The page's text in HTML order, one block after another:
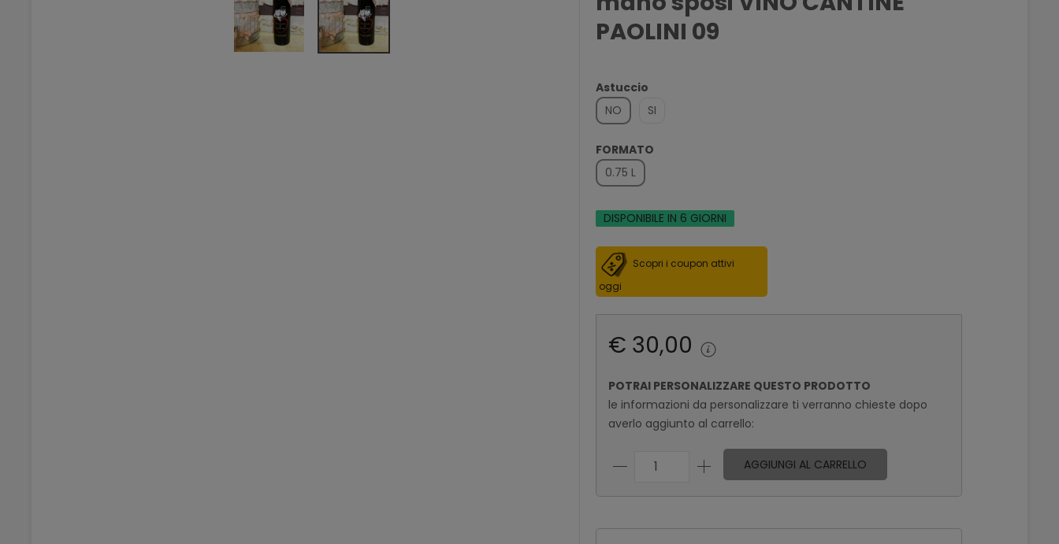
PAOLINI 09
Astuccio
NO
SI
FORMATO
0.75 L
DISPONIBILE IN 6 GIORNI
Scopri i coupon attivi
oggi
€ 30,00
POTRAI PERSONALIZZARE QUESTO PRODOTTO
le informazioni da personalizzare ti verranno chieste dopo
averlo aggiunto al carrello:
AGGIUNGI AL CARRELLO